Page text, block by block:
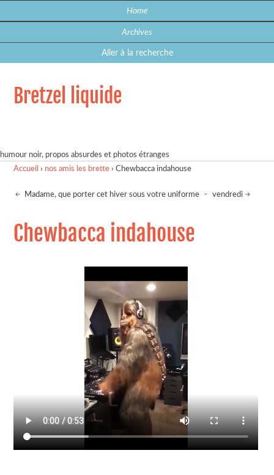
Home
Archives
Aller à la recherche
Bretzel liquide
humour noir, propos absurdes et photos étranges
Accueil › nos amis les brette ›Chewbacca indahouse
Madame, que porter cet hiver sous votre uniforme - vendredi
Chewbacca indahouse